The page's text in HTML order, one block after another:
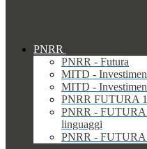
PNRR
PNRR - Futura
MITD -
MITD -
PNRR FUTURA
PNRR - FUTURA
linguaggi
PNRR - FUTURA